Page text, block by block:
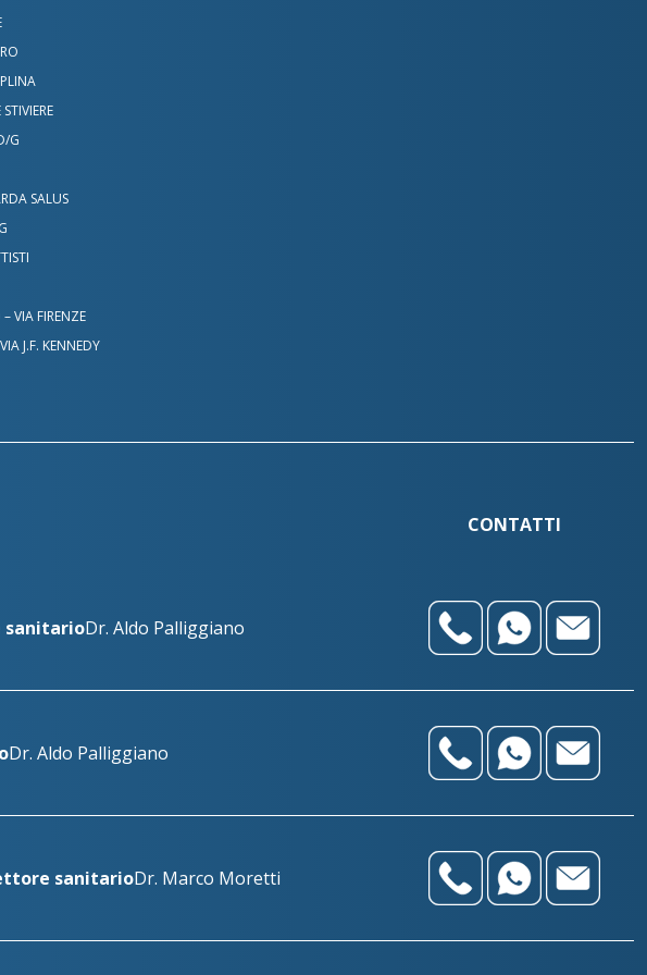
G
SALUS
VIA FIRENZE
J.F. KENNEDY
CONTATTI
Dr. Aldo Palliggiano
Dr. Aldo Palliggiano
sanitarioDr. Marco Moretti